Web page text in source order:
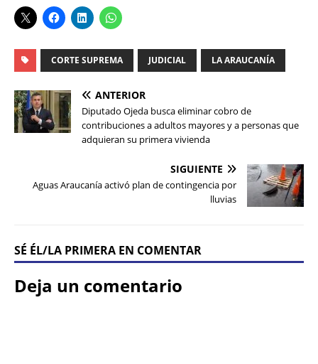
CORTE SUPREMA JUDICIAL LA ARAUCANÍA
ANTERIOR
Diputado Ojeda busca eliminar cobro de
contribuciones a adultos mayores y a personas que
adquieran su primera vivienda
SIGUIENTE
Aguas Araucanía activó plan de contingencia por
lluvias
SÉ ÉL/LA PRIMERA EN COMENTAR
Deja un comentario